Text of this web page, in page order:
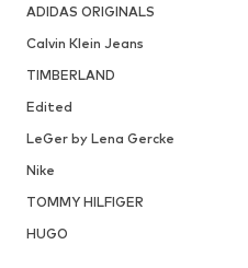
ADIDAS ORIGINALS
Calvin Klein Jeans
TIMBERLAND
Edited
LeGer by Lena Gercke
Nike
TOMMY HILFIGER
HUGO